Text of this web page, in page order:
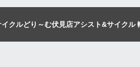
イクルどり～む伏見店アシスト&サイクル